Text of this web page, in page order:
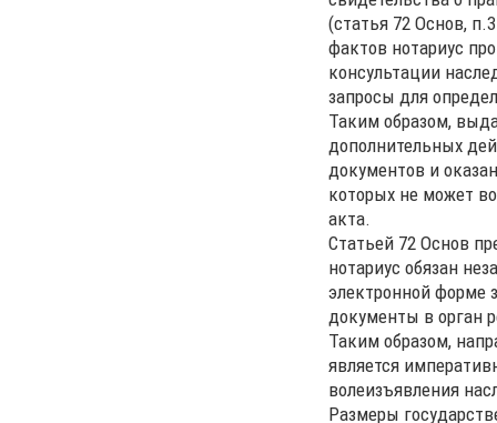
(статья 72 Основ,
фактов нотариус
консультации
запросы для
Таким образом,
дополнительных
документов и
которых не может
акта.
Статьей 72 Основ
нотариус обязан
электронной форме
документы в орган
Таким образом,
является
волеизъявления
Размеры